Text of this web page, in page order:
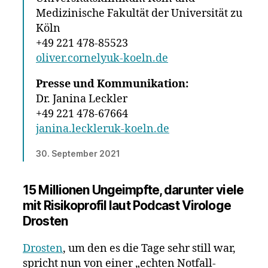
Medizinische Fakultät der Universität zu
Köln
+49 221 478-85523
oliver.cornelyuk-koeln.de
Presse und Kommunikation:
Dr. Janina Leckler
+49 221 478-67664
janina.leckleruk-koeln.de
30. September 2021
15 Millionen Ungeimpfte, darunter viele
mit Risikoprofil laut Podcast Virologe
Drosten
Drosten, um den es die Tage sehr still war,
spricht nun von einer „echten Notfall-